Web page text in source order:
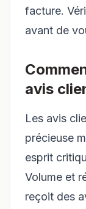
facture.
avant de
avis
Les avis
précieuse
esprit
Volume et
reçoit des